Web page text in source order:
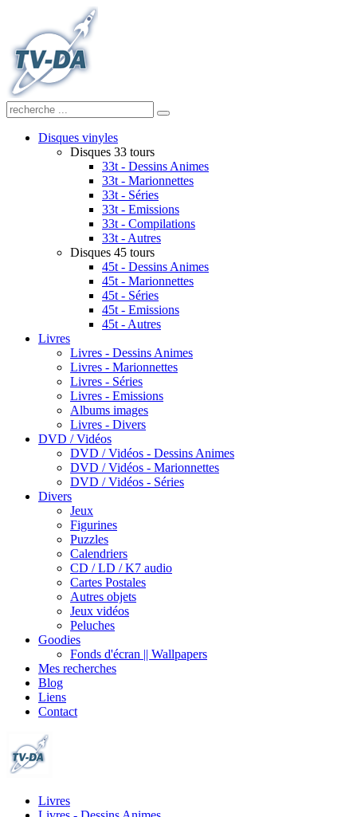
Disques vinyles
Disques 33 tours
33t - Dessins Animes
33t - Marionnettes
33t - Séries
33t - Emissions
33t - Compilations
33t - Autres
Disques 45 tours
45t - Dessins Animes
45t - Marionnettes
45t - Séries
45t - Emissions
45t - Autres
Livres
Livres - Dessins Animes
Livres - Marionnettes
Livres - Séries
Livres - Emissions
Albums images
Livres - Divers
DVD / Vidéos
DVD / Vidéos - Dessins Animes
DVD / Vidéos - Marionnettes
DVD / Vidéos - Séries
Divers
Jeux
Figurines
Puzzles
Calendriers
CD / LD / K7 audio
Cartes Postales
Autres objets
Jeux vidéos
Peluches
Goodies
Fonds d'écran || Wallpapers
Mes recherches
Blog
Liens
Contact
Livres